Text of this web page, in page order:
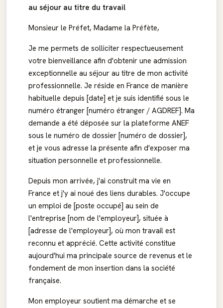
au séjour au titre du travail
Monsieur le Préfet, Madame la Préfète,
Je me permets de solliciter respectueusement
votre bienveillance afin d'obtenir une admission
exceptionnelle au séjour au titre de mon activité
professionnelle. Je réside en France de manière
habituelle depuis [date] et je suis identifié sous le
numéro étranger [numéro étranger / AGDREF]. Ma
demande a été déposée sur la plateforme ANEF
sous le numéro de dossier [numéro de dossier],
et je vous adresse la présente afin d'exposer ma
situation personnelle et professionnelle.
Depuis mon arrivée, j'ai construit ma vie en
France et j'y ai noué des liens durables. J'occupe
un emploi de [poste occupé] au sein de
l'entreprise [nom de l'employeur], située à
[adresse de l'employeur], où mon travail est
reconnu et apprécié. Cette activité constitue
aujourd'hui ma principale source de revenus et le
fondement de mon insertion dans la société
française.
Mon employeur soutient ma démarche et se